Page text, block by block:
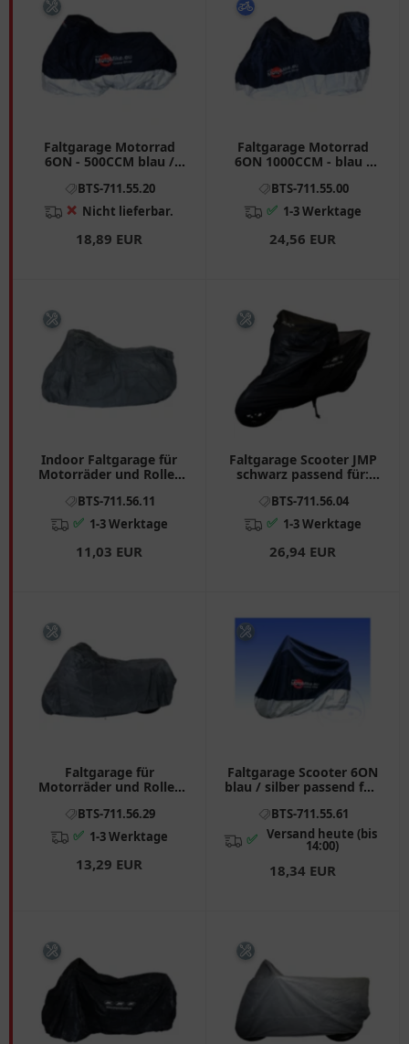
Faltgarage Motorrad
6ON - 500CCM blau /
Honda CB, CRF, CBR
BTS-711.55.20
❌ Nicht lieferbar.
18,89 EUR
Faltgarage Motorrad
6ON 1000CCM - blau /
R, K, Moto Guzzi
California, Sport, V11
BTS-711.55.00
✅ 1-3 Werktage
24,56 EUR
Indoor Faltgarage für
Motorräder und Roller
BTS-711.56.11
✅ 1-3 Werktage
11,03 EUR
Faltgarage Scooter JMP
schwarz passend für:
Satelis, Ludix
BTS-711.56.04
✅ 1-3 Werktage
26,94 EUR
Faltgarage für
Motorräder und Roller
BTS-711.56.29
✅ 1-3 Werktage
13,29 EUR
Faltgarage Scooter 6ON
blau / silber passend für:
Satelis, Ludix
BTS-711.55.61
✅ Versand heute (bis
14:00)
18,34 EUR